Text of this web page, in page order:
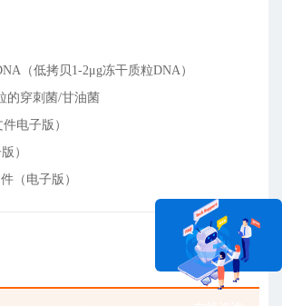
（低拷贝1-2μg冻干质粒DNA）
的穿刺菌/甘油菌
电子版）
）
（电子版）